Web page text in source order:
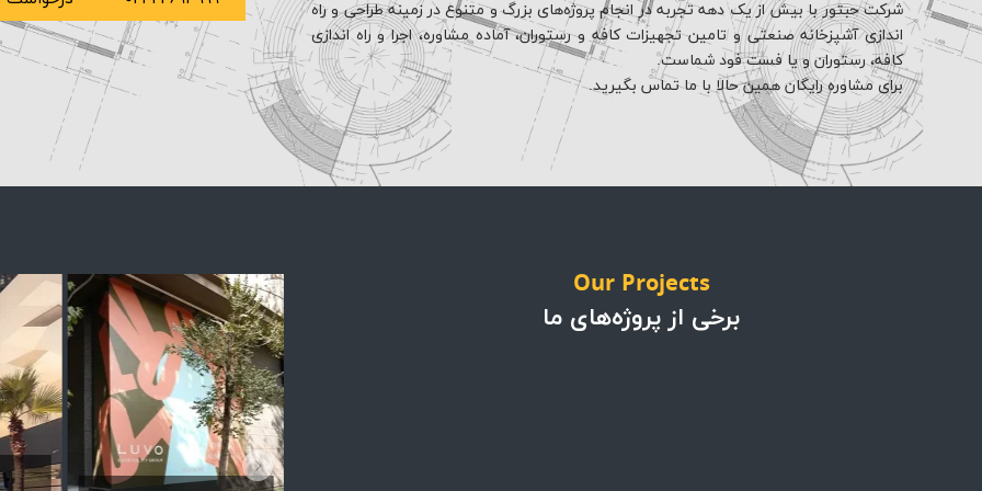
شرکت حبتور با بیش از یک دهه تجربه در انجام پروژه‌های بزرگ و متنوع در زمینه طراحی و راه
اندازی آشپزخانه صنعتی و تامین تجهیزات کافه و رستوران، آماده مشاوره، اجرا و راه اندازی
کافه، رستوران و یا فست فود شماست.
برای مشاوره رایگان همین حالا با ما تماس بگیرید.
Our Projects
برخی از پروژه‌های ما